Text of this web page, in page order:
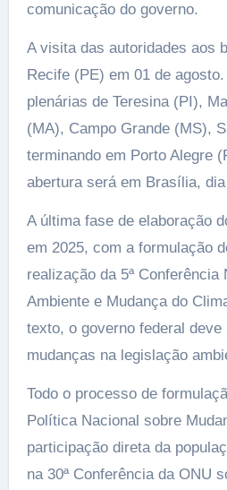
comunicação do governo.
A visita das autoridades aos
Recife (PE) em 01 de
plenárias de Teresina (PI),
(MA), Campo Grande (MS),
terminando em Porto Alegre
abertura será em Brasília,
A última fase de elaboração
em 2025, com a formulação
realização da 5ª Conferência
Ambiente e Mudança do
texto, o governo federal deve
mudanças na legislação
Todo o processo de
Política Nacional sobre
participação direta da
na 30ª Conferência da ONU